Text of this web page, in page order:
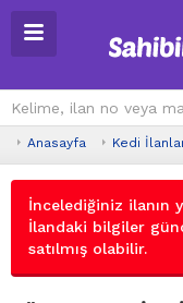
Anasayfa Kedi
İncelediğiniz ilanın
İlandaki bilgiler
satılmış olabilir.